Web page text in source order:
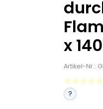
x
Artikel-Nr.:
?